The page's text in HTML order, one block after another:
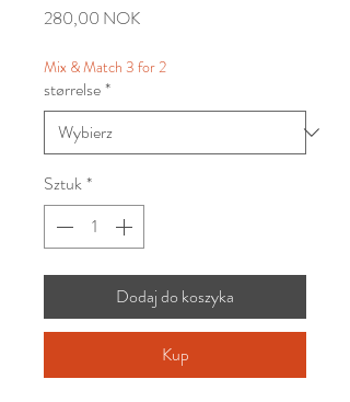
280,00 NOKCena
Mix & Match 3 for 2
størrelse*
Sztuk*
Dodaj do koszyka
Kup